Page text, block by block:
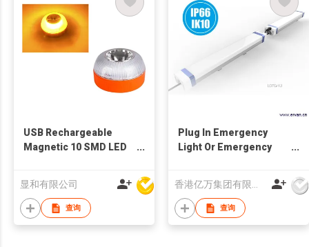
USB Rechargeable
Magnetic 10 SMD LED
显和有限公司
查询
Plug In Emergency
Light Or Emergency
Lights
查询